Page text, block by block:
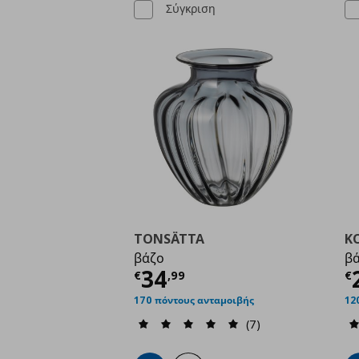
Σύγκριση
TONSÄTTA
βάζο
€34,99
Τρέχουσα τιμή €
170 πόντους ανταμοιβής
(7)
€